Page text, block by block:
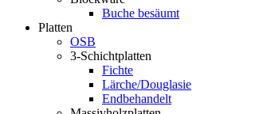
Buche besäumt
Platten
OSB
3-Schichtplatten
Fichte
Lärche/Douglasie
Endbehandelt